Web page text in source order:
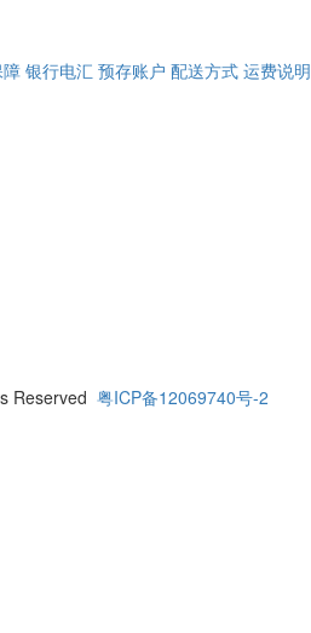
银行电汇 预存账户 配送方式 运费说明
Reserved 粤ICP备12069740号-2